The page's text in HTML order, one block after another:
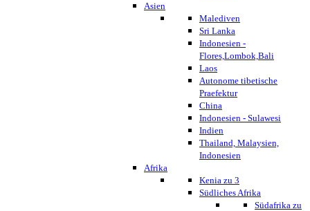
Asien
Malediven
Sri Lanka
Indonesien -
Flores,Lombok,Bali
Laos
Autonome tibetische
Praefektur
China
Indonesien - Sulawesi
Indien
Thailand, Malaysien,
Indonesien
Afrika
Kenia zu 3
Südliches Afrika
Südafrika zu